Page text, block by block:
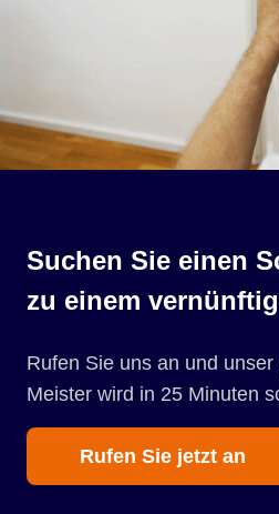
Suchen Sie einen
zu einem
Rufen Sie uns an und
Meister wird in 25 Minuten
Rufen Sie jetzt an